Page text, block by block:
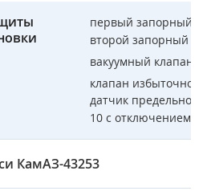
первый запорный
второй запорный
вакуумный клапан (-
клапан
датчик
10 с отключением
КамАЗ-43253